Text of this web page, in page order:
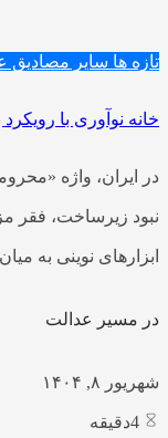
تازه ها سایر مصادیق
خانه نوآوری با
در ایران، واژه
نبود زیرساخت، فقر
ابزارهای نوینی به
در مسیر عدالت
شهریور ۸, ۱۴۰۴
دقیقه